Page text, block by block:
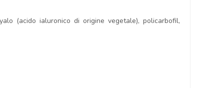
(acido ialuronico di origine vegetale), policarbofil,